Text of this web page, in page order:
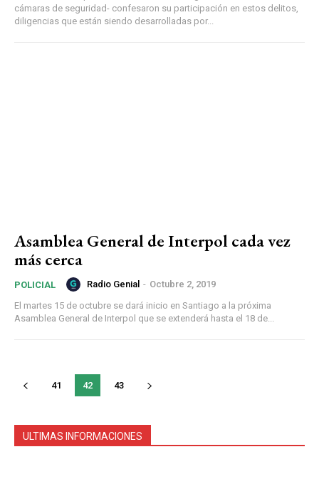
cámaras de seguridad- confesaron su participación en estos delitos,
diligencias que están siendo desarrolladas por...
Asamblea General de Interpol cada vez
más cerca
POLICIAL Radio Genial - Octubre 2, 2019
El martes 15 de octubre se dará inicio en Santiago a la próxima
Asamblea General de Interpol que se extenderá hasta el 18 de...
41 42 43
ULTIMAS INFORMACIONES